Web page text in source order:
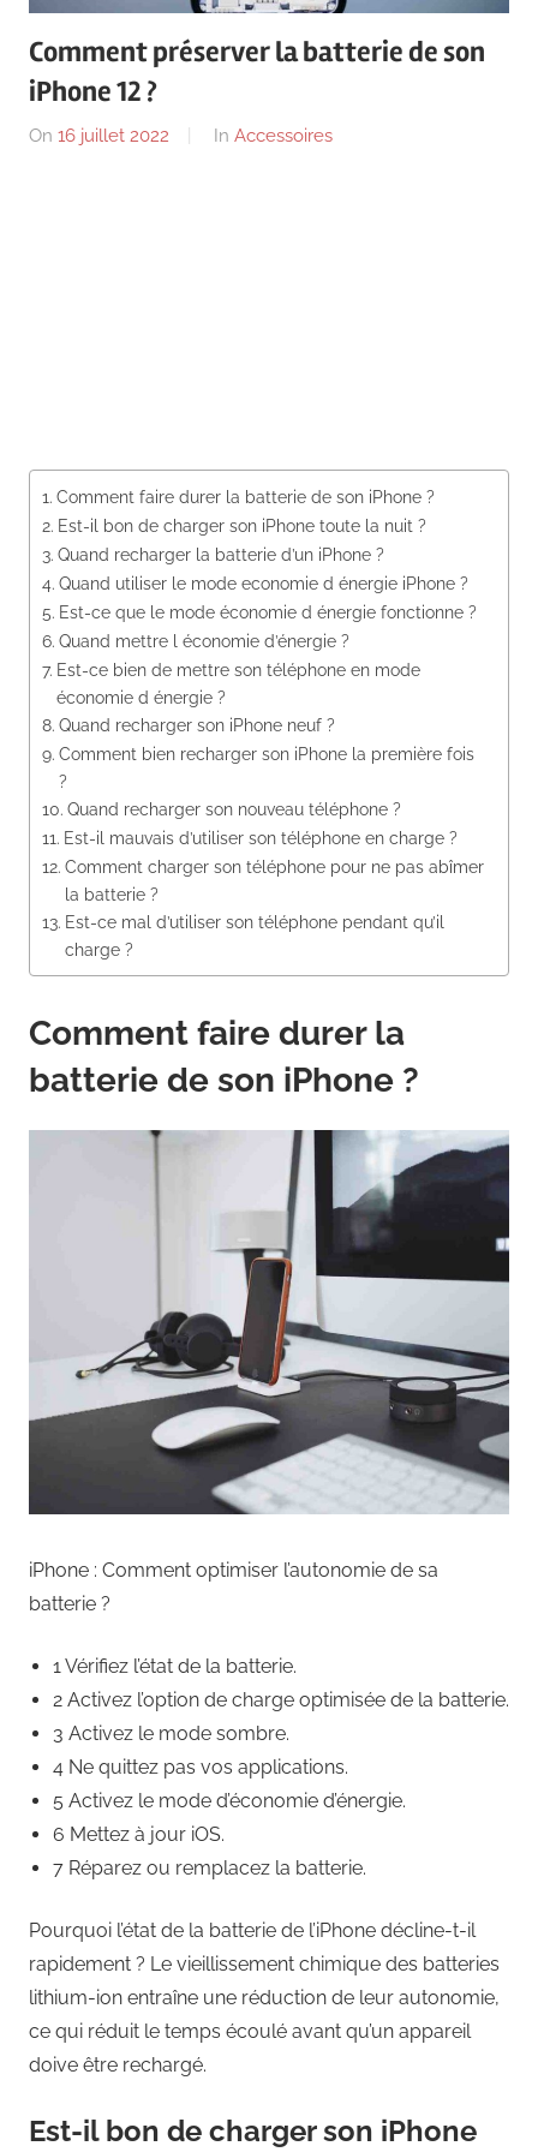
News
Comment préserver la batterie de son
iPhone 12 ?
On 16 juillet 2022 By
In Accessoires
Comment faire durer la batterie de son iPhone ?
Est-il bon de charger son iPhone toute la nuit ?
Quand recharger la batterie d’un iPhone ?
Quand utiliser le mode economie d énergie iPhone ?
Est-ce que le mode économie d énergie fonctionne ?
Quand mettre l économie d’énergie ?
Est-ce bien de mettre son téléphone en mode
économie d énergie ?
Quand recharger son iPhone neuf ?
Comment bien recharger son iPhone la première fois
?
Quand recharger son nouveau téléphone ?
Est-il mauvais d’utiliser son téléphone en charge ?
Comment charger son téléphone pour ne pas abîmer
la batterie ?
Est-ce mal d’utiliser son téléphone pendant qu’il
charge ?
Comment faire durer la
batterie de son iPhone ?
iPhone : Comment optimiser l’autonomie de sa
batterie ?
1 Vérifiez l’état de la batterie.
2 Activez l’option de charge optimisée de la batterie.
3 Activez le mode sombre.
4 Ne quittez pas vos applications.
5 Activez le mode d’économie d’énergie.
6 Mettez à jour iOS.
7 Réparez ou remplacez la batterie.
Pourquoi l’état de la batterie de l’iPhone décline-t-il
rapidement ? Le vieillissement chimique des batteries
lithium-ion entraîne une réduction de leur autonomie,
ce qui réduit le temps écoulé avant qu’un appareil
doive être rechargé.
Est-il bon de charger son iPhone